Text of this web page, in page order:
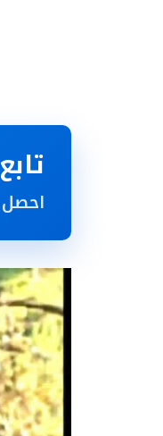
تابع ZNN على تيليغرام
احصل